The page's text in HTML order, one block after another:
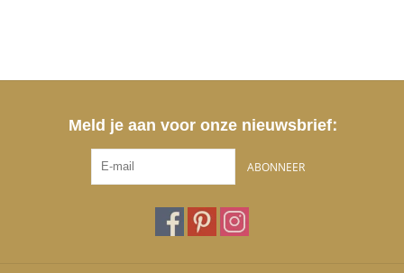
Meld je aan voor onze nieuwsbrief:
ABONNEER